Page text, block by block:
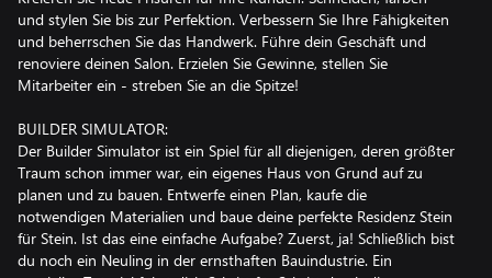
und stylen Sie bis zur Perfektion. Verbessern Sie Ihre Fähigkeiten
und beherrschen Sie das Handwerk. Führe dein Geschäft und
renoviere deinen Salon. Erzielen Sie Gewinne, stellen Sie
Mitarbeiter ein - streben Sie an die Spitze!
BUILDER SIMULATOR:
Der Builder Simulator ist ein Spiel für all diejenigen, deren größter
Traum schon immer war, ein eigenes Haus von Grund auf zu
planen und zu bauen. Entwerfe einen Plan, kaufe die
notwendigen Materialien und baue deine perfekte Residenz Stein
für Stein. Ist das eine einfache Aufgabe? Zuerst, ja! Schließlich bist
du noch ein Neuling in der ernsthaften Bauindustrie. Ein